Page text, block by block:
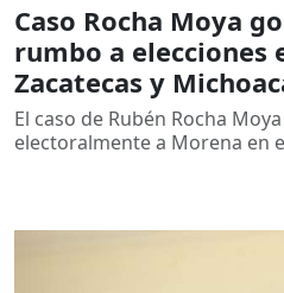
Caso Rocha Moya
rumbo a elecciones
Zacatecas y
El caso de Rubén Rocha
electoralmente a Morena en